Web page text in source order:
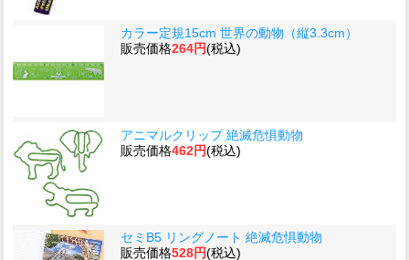
カラー定規15cm 世界の動物（縦3.3cm）
販売価格264円(税込)
アニマルクリップ 絶滅危惧動物
販売価格462円(税込)
セミB5 リングノート 絶滅危惧動物
販売価格528円(税込)